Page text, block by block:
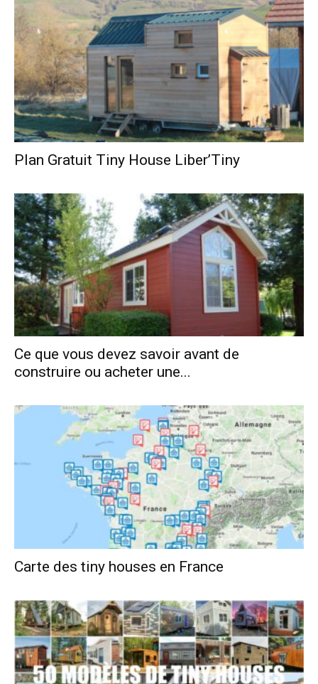
Plan Gratuit Tiny House Liber’Tiny
Ce que vous devez savoir avant de
construire ou acheter une...
Carte des tiny houses en France